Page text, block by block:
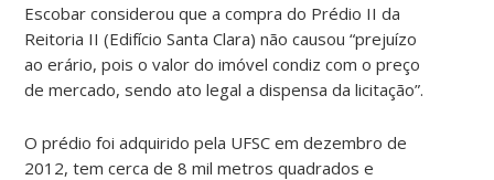
Escobar considerou que a compra do Prédio II da
Reitoria II (Edifício Santa Clara) não causou “prejuízo
ao erário, pois o valor do imóvel condiz com o preço
de mercado, sendo ato legal a dispensa da licitação”.
O prédio foi adquirido pela UFSC em dezembro de
2012, tem cerca de 8 mil metros quadrados e